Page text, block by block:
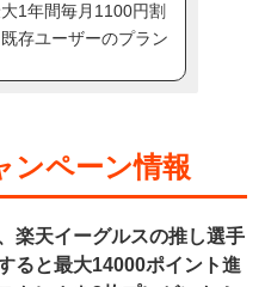
1年間毎月1100円割
存ユーザーのプラン
ンペーン情報
楽天イーグルスの推し選手
ると最大14000ポイント進